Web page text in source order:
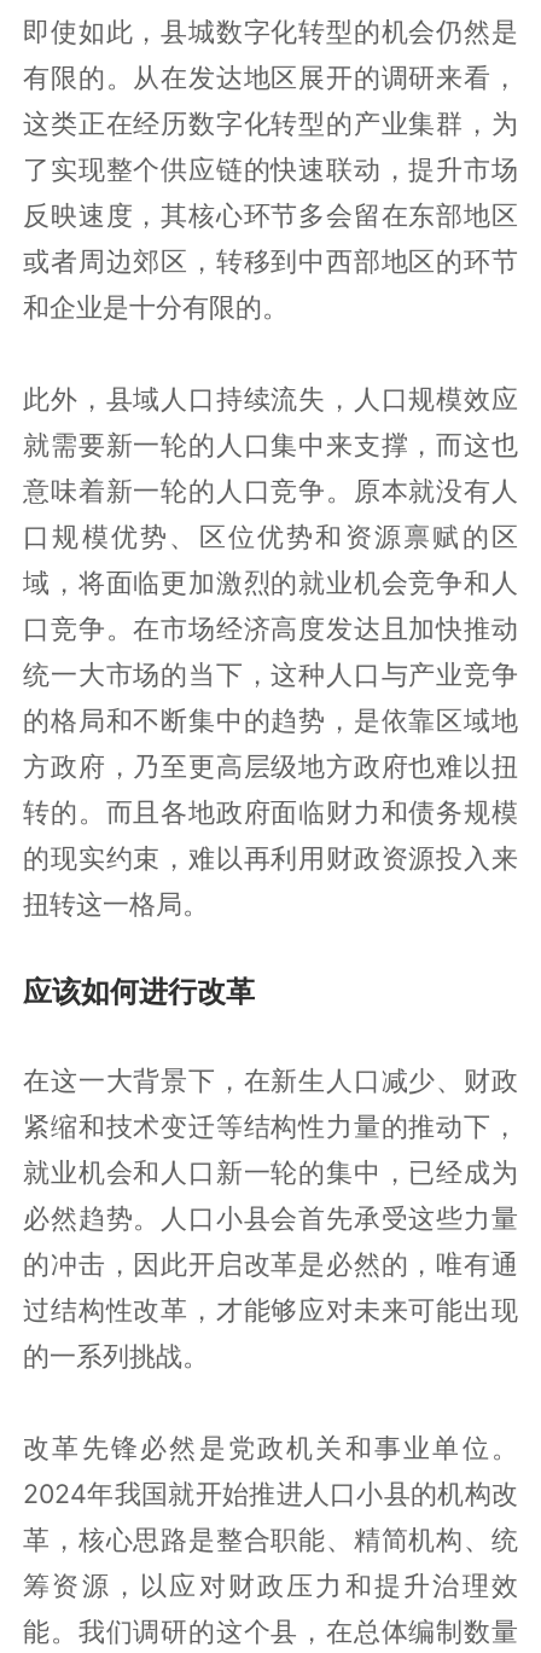
即使如此，县城数字化转型的机会仍然是
有限的。从在发达地区展开的调研来看，
这类正在经历数字化转型的产业集群，为
了实现整个供应链的快速联动，提升市场
反映速度，其核心环节多会留在东部地区
或者周边郊区，转移到中西部地区的环节
和企业是十分有限的。
此外，县域人口持续流失，人口规模效应
就需要新一轮的人口集中来支撑，而这也
意味着新一轮的人口竞争。原本就没有人
口规模优势、区位优势和资源禀赋的区
域，将面临更加激烈的就业机会竞争和人
口竞争。在市场经济高度发达且加快推动
统一大市场的当下，这种人口与产业竞争
的格局和不断集中的趋势，是依靠区域地
方政府，乃至更高层级地方政府也难以扭
转的。而且各地政府面临财力和债务规模
的现实约束，难以再利用财政资源投入来
扭转这一格局。
应该如何进行改革
在这一大背景下，在新生人口减少、财政
紧缩和技术变迁等结构性力量的推动下，
就业机会和人口新一轮的集中，已经成为
必然趋势。人口小县会首先承受这些力量
的冲击，因此开启改革是必然的，唯有通
过结构性改革，才能够应对未来可能出现
的一系列挑战。
改革先锋必然是党政机关和事业单位。
2024年我国就开始推进人口小县的机构改
革，核心思路是整合职能、精简机构、统
筹资源，以应对财政压力和提升治理效
能。我们调研的这个县，在总体编制数量